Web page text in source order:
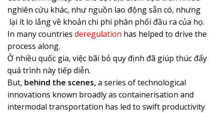
nghiên cứu khác, như nguồn lao động sẵn có, nhưng
lại ít lo lắng về khoản chi phí phân phối đầu ra của họ.
In many countries deregulation has helped to drive the
process along.
Ở nhiều quốc gia, việc bãi bỏ quy định đã giúp thúc đẩy
quá trình này tiếp diễn.
But, behind the scenes,a series of technological
innovations known broadly as containerisation and
intermodal transportation has led to swift productivity